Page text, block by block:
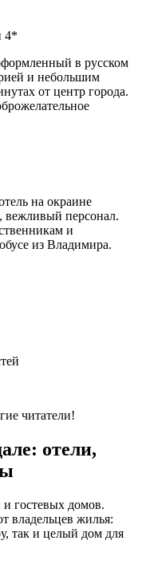
4*
в русском
и небольшим
от центр города.
на окраине
вежливый персонал.
и
из Владимира.
читатели!
отели,
и гостевых домов.
владельцев жилья:
так и целый дом для